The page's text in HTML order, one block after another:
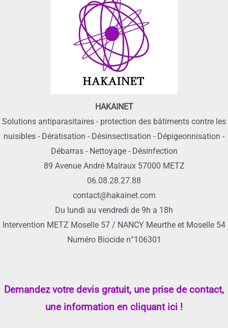
HAKAINET
Solutions antiparasitaires - protection des bâtiments contre les
nuisibles - Dératisation - Désinsectisation - Dépigeonnisation -
Débarras - Nettoyage - Désinfection
89 Avenue André Malraux 57000 METZ
06.08.28.27.88
contact@hakainet.com
Du lundi au vendredi de 9h a 18h
Intervention METZ Moselle 57 / NANCY Meurthe et Moselle 54
Numéro Biocide n°106301
Demandez votre devis gratuit, une prise de contact,
une information en cliquant ici !